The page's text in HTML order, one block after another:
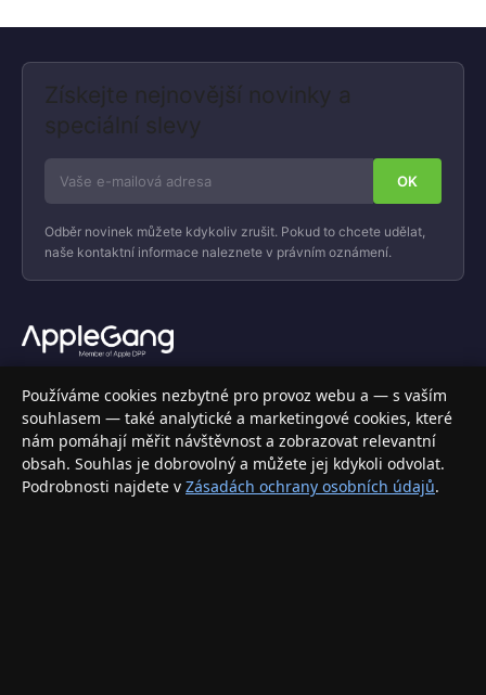
Získejte nejnovější novinky a
speciální slevy
Odběr novinek můžete kdykoliv zrušit. Pokud to chcete udělat,
naše kontaktní informace naleznete v právním oznámení.
Váš specializovaný obchod s Apple produkty, příslušenstvím a
elektronikou. Nakupujte bezpečně a s jistotou.
INFORMACE
Doprava a doručení
Používáme cookies nezbytné pro provoz webu a — s vaším
souhlasem — také analytické a marketingové cookies, které
nám pomáhají měřit návštěvnost a zobrazovat relevantní
obsah. Souhlas je dobrovolný a můžete jej kdykoli odvolat.
Podrobnosti najdete v Zásadách ochrany osobních údajů.